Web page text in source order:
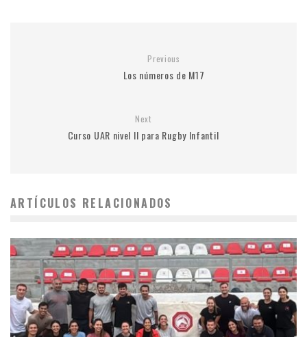
Previous
Los números de M17
Next
Curso UAR nivel II para Rugby Infantil
ARTÍCULOS RELACIONADOS